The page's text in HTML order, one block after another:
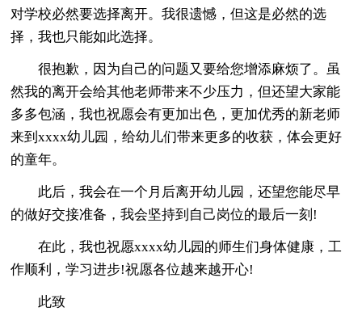
对学校必然要选择离开。我很遗憾，但这是必然的选
择，我也只能如此选择。
很抱歉，因为自己的问题又要给您增添麻烦了。虽
然我的离开会给其他老师带来不少压力，但还望大家能
多多包涵，我也祝愿会有更加出色，更加优秀的新老师
来到xxxx幼儿园，给幼儿们带来更多的收获，体会更好
的童年。
此后，我会在一个月后离开幼儿园，还望您能尽早
的做好交接准备，我会坚持到自己岗位的最后一刻!
在此，我也祝愿xxxx幼儿园的师生们身体健康，工
作顺利，学习进步!祝愿各位越来越开心!
此致